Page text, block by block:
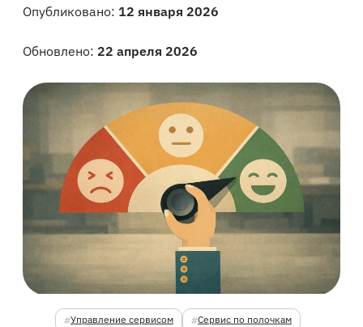
Управление сервисом Сервис по полочкам
Опубликовано: 12 января 2026
Обновлено: 22 апреля 2026